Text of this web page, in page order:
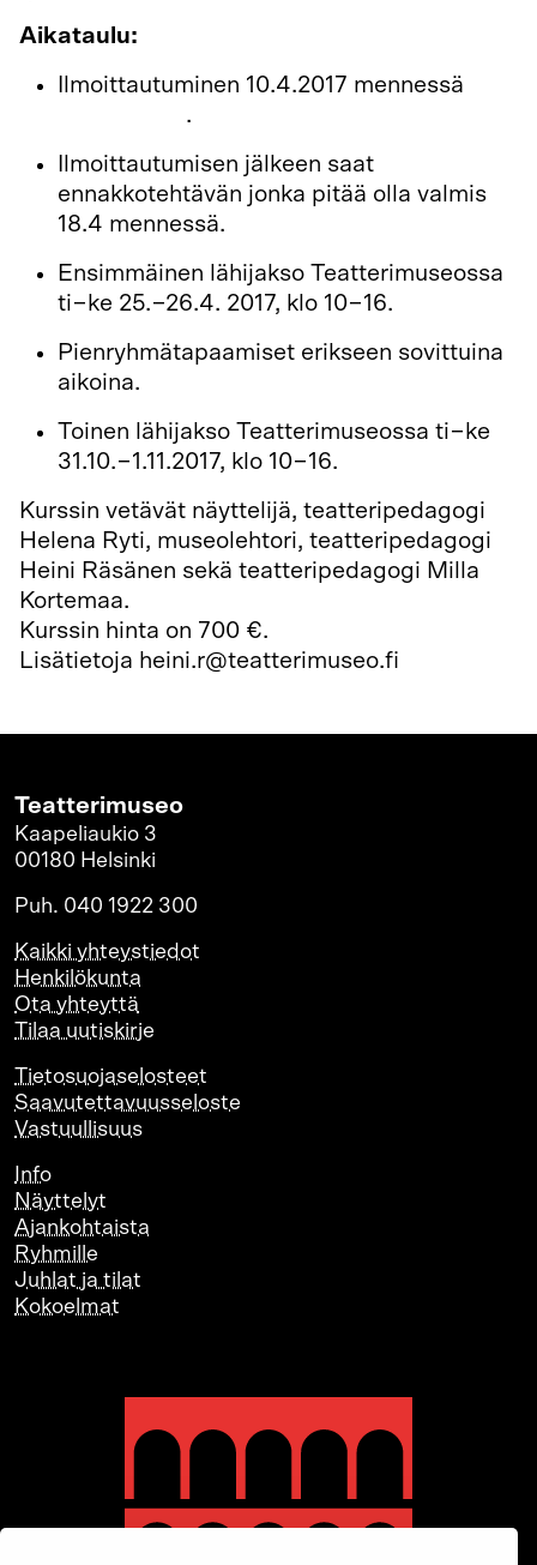
Aikataulu:
Ilmoittautuminen 10.4.2017 mennessä
.
Ilmoittautumisen jälkeen saat
ennakkotehtävän jonka pitää olla valmis
18.4 mennessä.
Ensimmäinen lähijakso Teatterimuseossa
ti−ke 25.−26.4. 2017, klo 10−16.
Pienryhmätapaamiset erikseen sovittuina
aikoina.
Toinen lähijakso Teatterimuseossa ti−ke
31.10.−1.11.2017, klo 10−16.
Kurssin vetävät näyttelijä, teatteripedagogi
Helena Ryti, museolehtori, teatteripedagogi
Heini Räsänen sekä teatteripedagogi Milla
Kortemaa.
Kurssin hinta on 700 €.
Lisätietoja heini.r@teatterimuseo.fi
Teatterimuseo
Kaapeliaukio 3
00180 Helsinki
Puh. 040 1922 300
Kaikki yhteystiedot
Henkilökunta
Ota yhteyttä
Tilaa uutiskirje
Tietosuojaselosteet
Saavutettavuusseloste
Vastuullisuus
Info
Näyttelyt
Ajankohtaista
Ryhmille
Juhlat ja tilat
Kokoelmat